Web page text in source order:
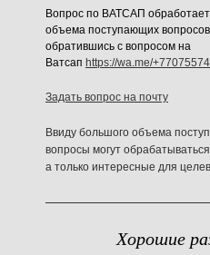
Вопрос по ВАТСАП
объема поступающих
обратившись с вопросом на
Ватсап https://wa.me/
Задать вопрос на почту
Ввиду большого объема
вопросы могут
а только интересные для
Хорошие